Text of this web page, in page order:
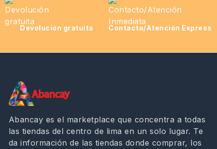
Devolución gratuita Contacto/Atención Express
Abancay es el marketplace que concentra a todas
las tiendas del centro de lima en un solo lugar. Te
da información de las tiendas donde comprar, los